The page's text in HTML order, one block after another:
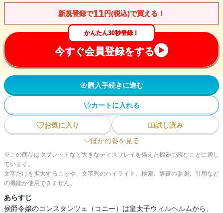
新規登録で11円(税込)で買える！
かんたん30秒登録！
今すぐ会員登録をする
購入手続きに進む
カートに入れる
お気に入り
試し読み
ほかの巻を見る
※この商品はタブレットなど大きなディスプレイを備えた機器で読むことに適し
ています。
文字だけを拡大することや、文字列のハイライト、検索、辞書の参照、引用など
の機能が使用できません。
あらすじ
侯爵令嬢のコンスタンツェ（コニー）は皇太子ウィルヘルムから、